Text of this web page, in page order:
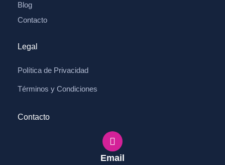
Blog
Contacto
Legal
Política de Privacidad
Términos y Condiciones
Contacto
Email